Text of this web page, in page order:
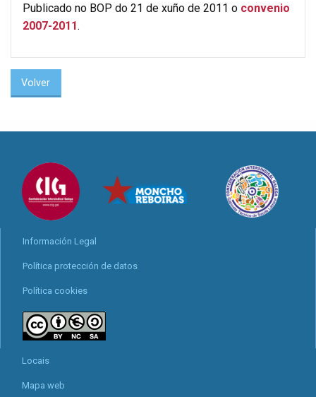
Publicado no BOP do 21 de xuño de 2011 o convenio
2007-2011.
Volver
Información Legal
Política protección de datos
Política cookies
Locais
Mapa web